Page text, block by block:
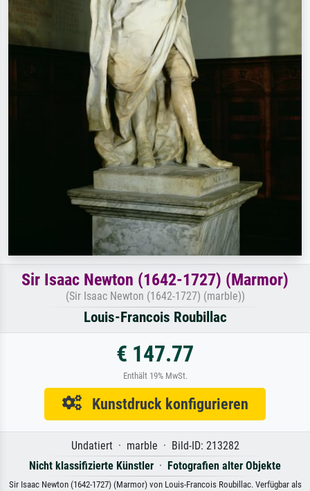
Sir Isaac Newton (1642-1727) (Marmor)
(Sir Isaac Newton (1642-1727) (marble))
Louis-Francois Roubillac
€ 147.77
Enthält 19% MwSt.
Kunstdruck konfigurieren
Undatiert · marble · Bild-ID: 213282
Nicht klassifizierte Künstler · Fotografien alter Objekte
Sir Isaac Newton (1642-1727) (Marmor) von Louis-Francois Roubillac. Verfügbar als